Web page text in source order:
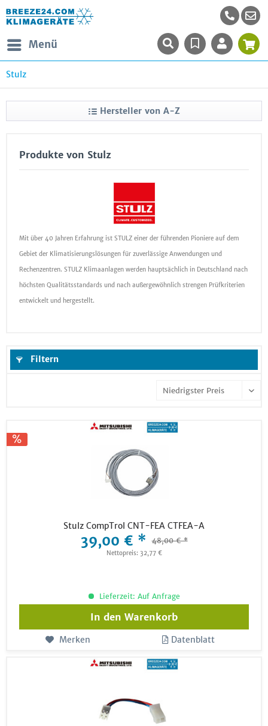
Menü
Stulz
Hersteller von A-Z
Produkte von Stulz
Mit über 40 Jahren Erfahrung ist STULZ einer der führenden Pioniere auf dem
Gebiet der Klimatisierungslösungen für zuverlässige Anwendungen und
Rechenzentren. STULZ Klimaanlagen werden hauptsächlich in Deutschland nach
höchsten Qualitätsstandards und nach außergewöhnlich strengen Prüfkriterien
entwickelt und hergestellt.
Filtern
Stulz CompTrol CNT-FEA CTFEA-A
39,00 € * 48,00 € *
Nettopreis: 32,77 €
Lieferzeit: Auf Anfrage
In den Warenkorb
Merken Datenblatt